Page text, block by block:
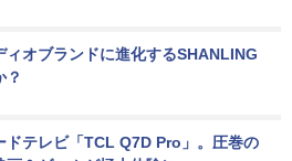
ィオブランドに進化するSHANLING
？
ドテレビ「TCL Q7D Pro」。圧巻の